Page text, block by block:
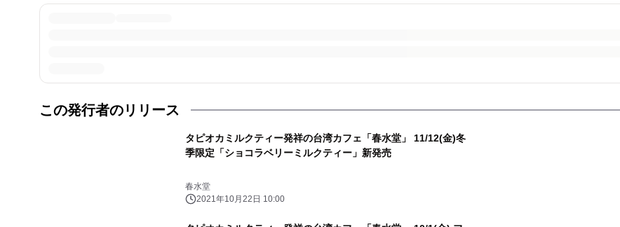
この発行者のリリース
タピオカミルクティー発祥の台湾カフェ「春水堂」 11/12(金)冬
季限定「ショコラベリーミルクティー」新発売
春水堂
2021年10月22日 10:00